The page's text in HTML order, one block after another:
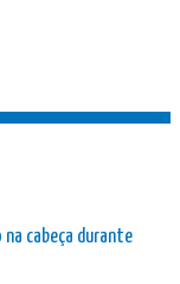
cabeça durante